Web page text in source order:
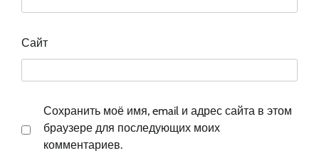
Сайт
Сохранить моё имя, email и адрес сайта в этом
браузере для последующих моих
комментариев.